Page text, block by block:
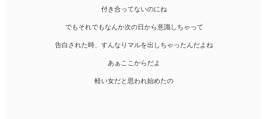
付き合ってないのにね
でもそれでもなんか次の日から意識しちゃって
告白された時、すんなりマルを出しちゃったんだよね
あぁここからだよ
軽い女だと思われ始めたの